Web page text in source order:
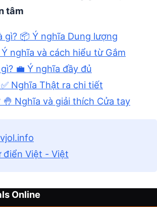
tâm
gì? 📦 Ý nghĩa Dung lượng
Ý nghĩa và cách hiểu từ Gắm
💼 Ý nghĩa đầy đủ
Nghĩa Thật ra chi tiết
🤚 Nghĩa và giải thích Cửa tay
điển Việt - Việt
Online